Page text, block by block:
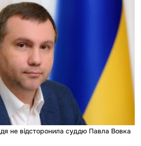
не відсторонила суддю Павла Вовка